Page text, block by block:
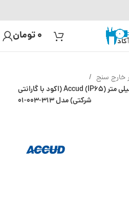
0تومان
خارج سنج
میکرومتر دیجیتال 75-50 میلی متر (IP65) Accud (اکود با گارانتی
شرکتی) مدل 313-003-01